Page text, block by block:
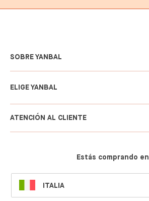
SOBRE YANBAL
ELIGE YANBAL
ATENCIÓN AL CLIENTE
Estás comprando en
SELECT
LANGUAGE
ITALIA